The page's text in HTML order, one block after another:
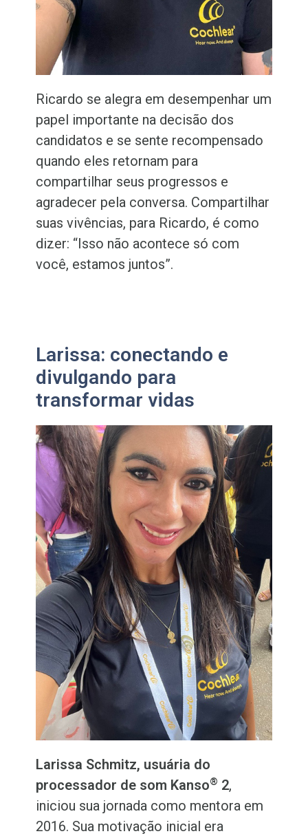
Ricardo se alegra em desempenhar um
papel importante na decisão dos
candidatos e se sente recompensado
quando eles retornam para
compartilhar seus progressos e
agradecer pela conversa. Compartilhar
suas vivências, para Ricardo, é como
dizer: “Isso não acontece só com
você, estamos juntos”.
Larissa: conectando e
divulgando para
transformar vidas
Larissa Schmitz, usuária do
processador de som Kanso® 2,
iniciou sua jornada como mentora em
2016. Sua motivação inicial era